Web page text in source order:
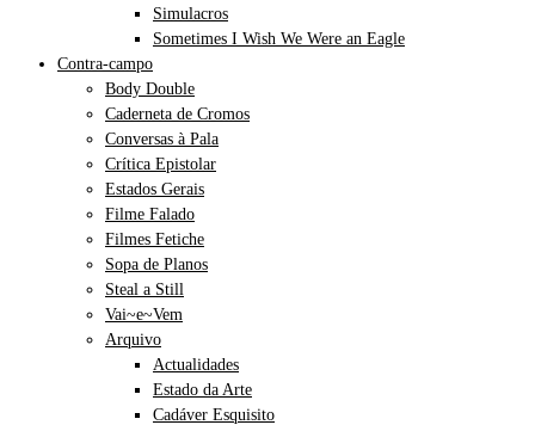
Simulacros
Sometimes I Wish We Were an Eagle
Contra-campo
Body Double
Caderneta de Cromos
Conversas à Pala
Crítica Epistolar
Estados Gerais
Filme Falado
Filmes Fetiche
Sopa de Planos
Steal a Still
Vai~e~Vem
Arquivo
Actualidades
Estado da Arte
Cadáver Esquisito